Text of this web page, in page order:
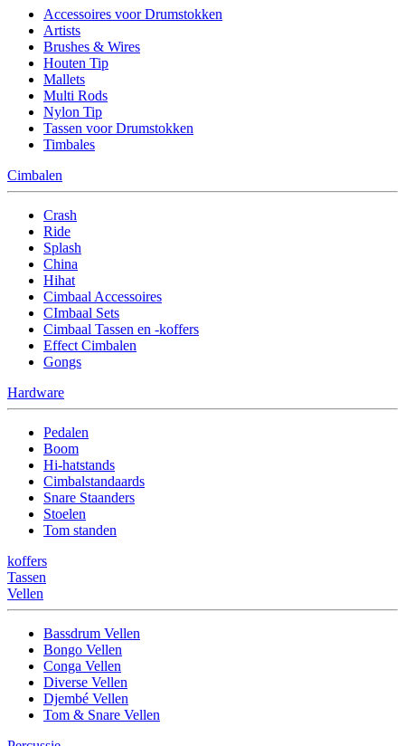
Accessoires voor Drumstokken
Artists
Brushes & Wires
Houten Tip
Mallets
Multi Rods
Nylon Tip
Tassen voor Drumstokken
Timbales
Cimbalen
Crash
Ride
Splash
China
Hihat
Cimbaal Accessoires
CImbaal Sets
Cimbaal Tassen en -koffers
Effect Cimbalen
Gongs
Hardware
Pedalen
Boom
Hi-hatstands
Cimbalstandaards
Snare Staanders
Stoelen
Tom standen
koffers
Tassen
Vellen
Bassdrum Vellen
Bongo Vellen
Conga Vellen
Diverse Vellen
Djembé Vellen
Tom & Snare Vellen